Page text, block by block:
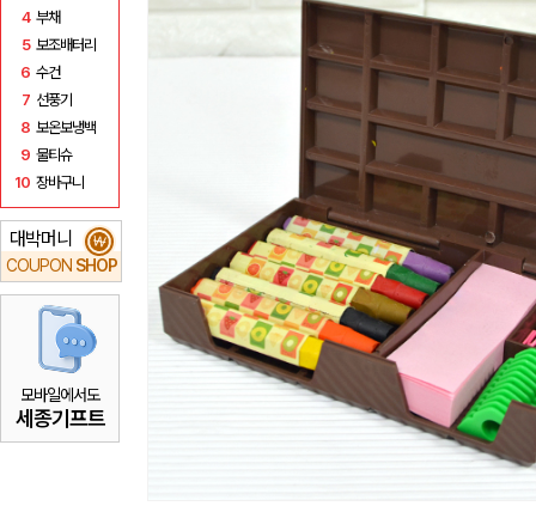
4 부채
5 보조배터리
6 수건
7 선풍기
8 보온보냉백
9 물티슈
10 장바구니
대박머니
COUPON SHOP
₩
모바일에서도
세종기프트